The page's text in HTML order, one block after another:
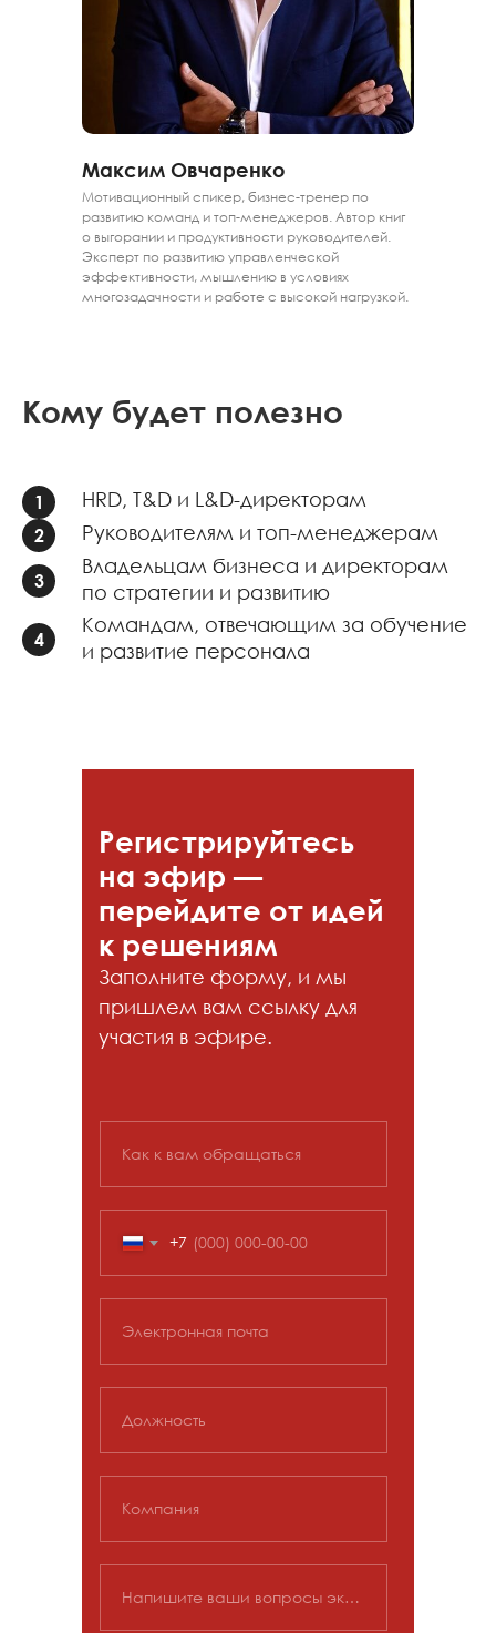
Максим Овчаренко
Мотивационный спикер, бизнес-тренер по
развитию команд и топ-менеджеров. Автор книг
о выгорании и продуктивности руководителей.
Эксперт по развитию управленческой
эффективности, мышлению в условиях
многозадачности и работе с высокой нагрузкой.
Кому будет полезно
HRD, T&D и L&D-директорам
Руководителям и топ-менеджерам
Владельцам бизнеса и директорам
по стратегии и развитию
Командам, отвечающим за обучение
и развитие персонала
Заполните форму, и мы
пришлем вам ссылку для
участия в эфире.
Регистрируйтесь
на эфир —
перейдите от идей
к решениям
Как к вам обращаться
+7
Электронная почта
Должность
Компания
Напишите ваши вопросы экспертам